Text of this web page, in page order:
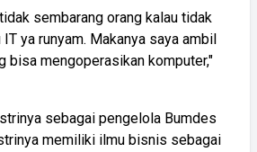
sembarang orang kalau tidak
ya runyam. Makanya saya ambil
bisa mengoperasikan komputer,"
sebagai pengelola Bumdes
memiliki ilmu bisnis sebagai